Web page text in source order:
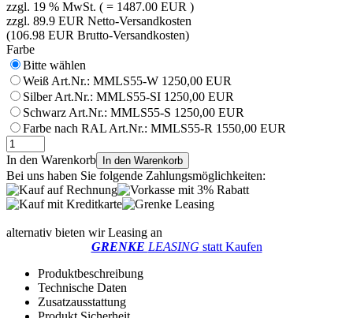
zzgl. 19 % MwSt. ( = 1487.00 EUR )
zzgl. 89.9 EUR Netto-Versandkosten
(106.98 EUR Brutto-Versandkosten)
Farbe
Bitte wählen
Weiß Art.Nr.: MMLS55-W 1250,00 EUR
SilberArt.Nr.: MMLS55-SI 1250,00 EUR
Schwarz Art.Nr.: MMLS55-S 1250,00 EUR
Farbe nach RAL Art.Nr.: MMLS55-R 1550,00 EUR
In den Warenkorb In den Warenkorb
Bei uns haben Sie folgende Zahlungsmöglichkeiten:
alternativ bieten wir Leasing an
GRENKE LEASING statt Kaufen
Produktbeschreibung
Technische Daten
Zusatzausstattung